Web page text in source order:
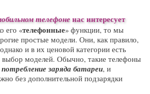
телефоненас интересует
его «телефонные» функции, то мы
простые модели. Они, как правило,
и в их ценовой категории есть
моделей. Обычно, такие телефоны
заряда батареи, и
без дополнительной подзарядки